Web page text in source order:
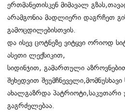
ერთმანეთისკენ მიმავალ
არამგონია მადლიერი დაგრჩეთ
გამოცდილებისთვის.
და ისევ ცოტნეზე ვიტყვი ორიოდ
ასეთი ლექსიკით,
სიდინჯით, გამართული
შეხედვით
ახალგაზრდა პატრიოტი,საკუთარი
გაგრძელებაა.